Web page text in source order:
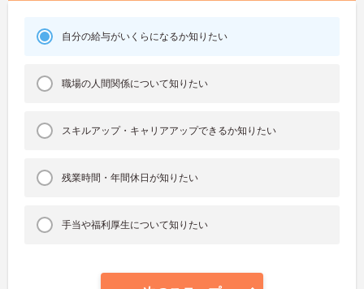
自分の給与がいくらになるか知りたい
職場の人間関係について知りたい
スキルアップ・キャリアアップできるか知りたい
残業時間・年間休日が知りたい
手当や福利厚生について知りたい